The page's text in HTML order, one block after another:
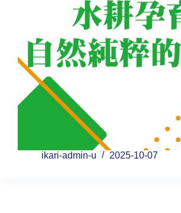
ikari-admin-u 2025-10-07